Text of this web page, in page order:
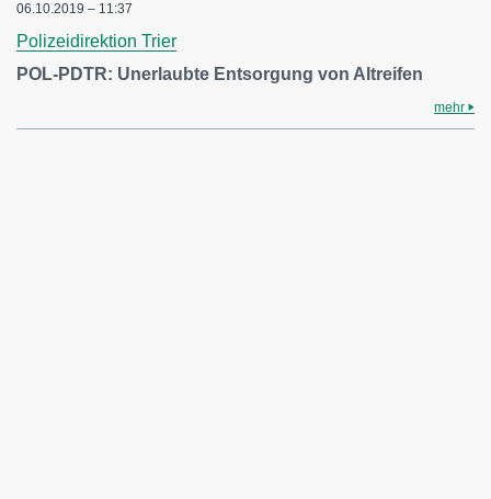
06.10.2019 – 11:37
Polizeidirektion Trier
POL-PDTR: Unerlaubte Entsorgung von Altreifen
mehr